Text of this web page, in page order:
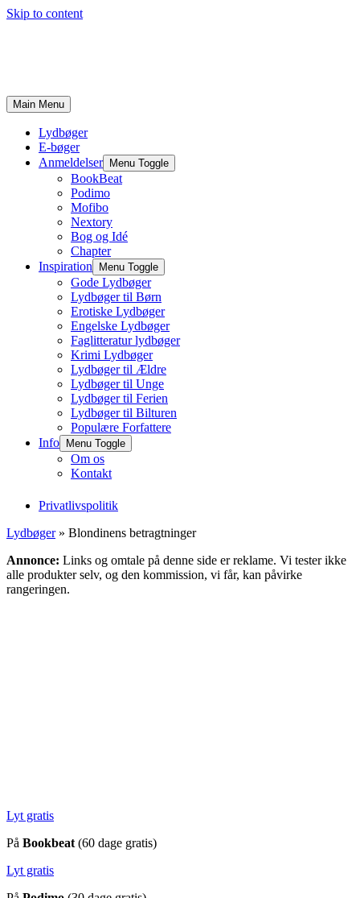
Skip to content
Main Menu
Lydbøger
E-bøger
Anmeldelser
Menu Toggle
BookBeat
Podimo
Mofibo
Nextory
Bog og Idé
Chapter
Inspiration
Menu Toggle
Gode Lydbøger
Lydbøger til Børn
Erotiske Lydbøger
Engelske Lydbøger
Faglitteratur lydbøger
Krimi Lydbøger
Lydbøger til Ældre
Lydbøger til Unge
Lydbøger til Ferien
Lydbøger til Bilturen
Populære Forfattere
Info
Menu Toggle
Om os
Kontakt
Privatlivspolitik
Lydbøger» Blondinens betragtninger
Annonce: Links og omtale på denne side er reklame. Vi tester ikke
alle produkter selv, og den kommission, vi får, kan påvirke
rangeringen.
Lyt gratis
På Bookbeat (60 dage gratis)
Lyt gratis